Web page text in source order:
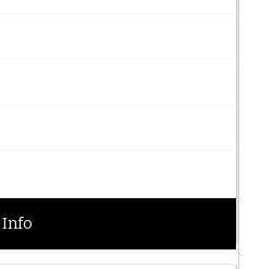
Info